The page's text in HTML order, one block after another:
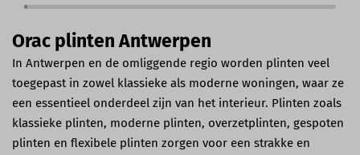
Orac plinten Antwerpen
In Antwerpen en de omliggende regio worden plinten veel
toegepast in zowel klassieke als moderne woningen, waar ze
een essentieel onderdeel zijn van het interieur. Plinten zoals
klassieke plinten, moderne plinten, overzetplinten, gespoten
plinten en flexibele plinten zorgen voor een strakke en